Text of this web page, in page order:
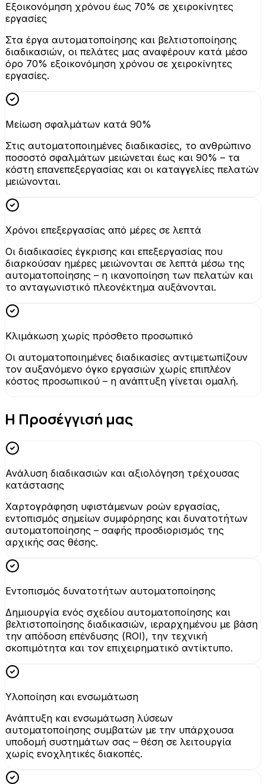
Εξοικονόμηση χρόνου έως 70% σε χειροκίνητες
εργασίες
Στα έργα αυτοματοποίησης και βελτιστοποίησης
διαδικασιών, οι πελάτες μας αναφέρουν κατά μέσο
όρο 70% εξοικονόμηση χρόνου σε χειροκίνητες
εργασίες.
Μείωση σφαλμάτων κατά 90%
Στις αυτοματοποιημένες διαδικασίες, το ανθρώπινο
ποσοστό σφαλμάτων μειώνεται έως και 90% – τα
κόστη επανεπεξεργασίας και οι καταγγελίες πελατών
μειώνονται.
Χρόνοι επεξεργασίας από μέρες σε λεπτά
Οι διαδικασίες έγκρισης και επεξεργασίας που
διαρκούσαν ημέρες μειώνονται σε λεπτά μέσω της
αυτοματοποίησης – η ικανοποίηση των πελατών και
το ανταγωνιστικό πλεονέκτημα αυξάνονται.
Κλιμάκωση χωρίς πρόσθετο προσωπικό
Οι αυτοματοποιημένες διαδικασίες αντιμετωπίζουν
τον αυξανόμενο όγκο εργασιών χωρίς επιπλέον
κόστος προσωπικού – η ανάπτυξη γίνεται ομαλή.
Η Προσέγγισή μας
Ανάλυση διαδικασιών και αξιολόγηση τρέχουσας
κατάστασης
Χαρτογράφηση υφιστάμενων ροών εργασίας,
εντοπισμός σημείων συμφόρησης και δυνατοτήτων
αυτοματοποίησης – σαφής προσδιορισμός της
αρχικής σας θέσης.
Εντοπισμός δυνατοτήτων αυτοματοποίησης
Δημιουργία ενός σχεδίου αυτοματοποίησης και
βελτιστοποίησης διαδικασιών, ιεραρχημένου με βάση
την απόδοση επένδυσης (ROI), την τεχνική
σκοπιμότητα και τον επιχειρηματικό αντίκτυπο.
Υλοποίηση και ενσωμάτωση
Ανάπτυξη και ενσωμάτωση λύσεων
αυτοματοποίησης συμβατών με την υπάρχουσα
υποδομή συστημάτων σας – θέση σε λειτουργία
χωρίς ενοχλητικές διακοπές.